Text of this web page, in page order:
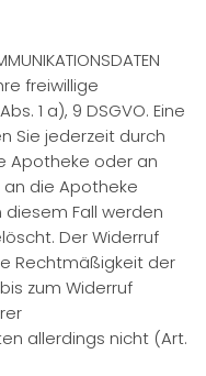
freiwillige
1 a), 9 DSGVO. Eine
Sie jederzeit durch
Apotheke oder an
an die Apotheke
Fall werden
Der Widerruf
Rechtmäßigkeit der
zum Widerruf
allerdings nicht (Art.